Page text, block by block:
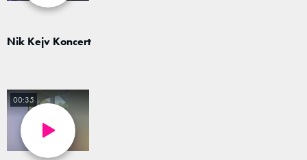
Nik Kejv Koncert
00:35